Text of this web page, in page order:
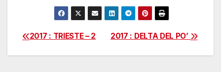
Navigazione
articoli
2017 : DELTA DEL PO’
2017 : TRIESTE – 2